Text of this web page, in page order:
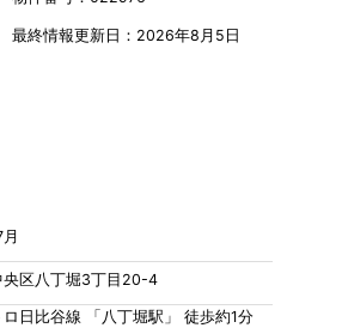
最終情報更新⽇：2026年8月5日
央区八丁堀3丁目20-4
日比谷線 「八丁堀駅」 徒歩約1分